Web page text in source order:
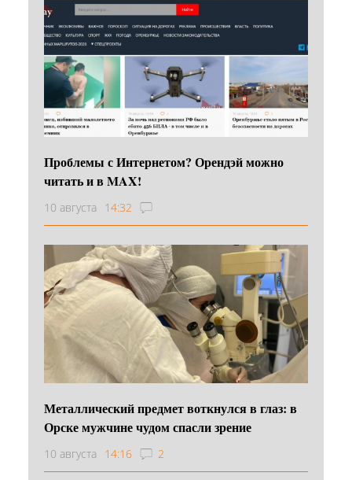
Проблемы с Интернетом? Орендэй можно
читать и в MAX!
10 августа 14:32
Металлический предмет воткнулся в глаз: в
Орске мужчине чудом спасли зрение
10 августа 14:16 2